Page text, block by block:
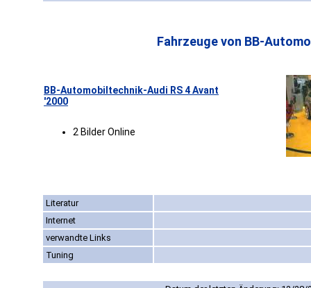
Fahrzeuge von BB-
BB-Automobiltechnik-Audi RS 4 Avant
'2000
2 Bilder Online
Literatur
Internet
verwandte Links
Tuning